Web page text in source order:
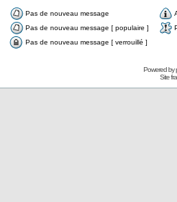
Pas de nouveau message
Pas de nouveau message [ populaire ]
Pas de nouveau message [ verrouillé ]
Powered by
Site